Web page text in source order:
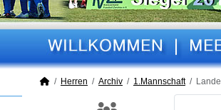
Herren Archiv 1.Mannschaft